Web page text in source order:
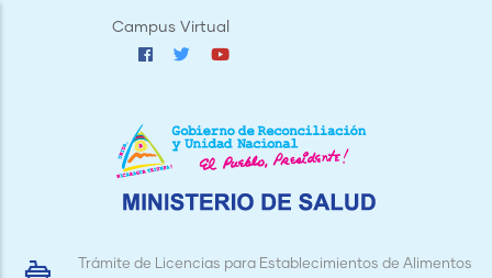
Campus Virtual
Trámite de Licencias para Establecimientos de Alimentos